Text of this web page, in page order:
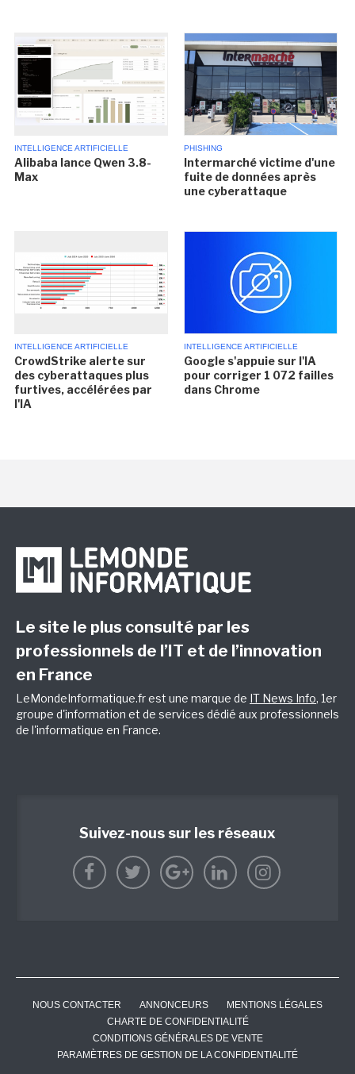
INTELLIGENCE ARTIFICIELLE
Alibaba lance Qwen 3.8-
Max
PHISHING
Intermarché victime d'une
fuite de données après
une cyberattaque
INTELLIGENCE ARTIFICIELLE
CrowdStrike alerte sur
des cyberattaques plus
furtives, accélérées par
l'IA
INTELLIGENCE ARTIFICIELLE
Google s'appuie sur l'IA
pour corriger 1 072 failles
dans Chrome
Le site le plus consulté par les
professionnels de l’IT et de l’innovation
en France
LeMondeInformatique.fr est une marque de IT News Info, 1er
groupe d'information et de services dédié aux professionnels
de l'informatique en France.
Suivez-nous sur les réseaux
NOUS CONTACTER ANNONCEURS
MENTIONS LÉGALES
CHARTE DE CONFIDENTIALITÉ
CONDITIONS GÉNÉRALES DE VENTE
PARAMÈTRES DE GESTION DE LA CONFIDENTIALITÉ